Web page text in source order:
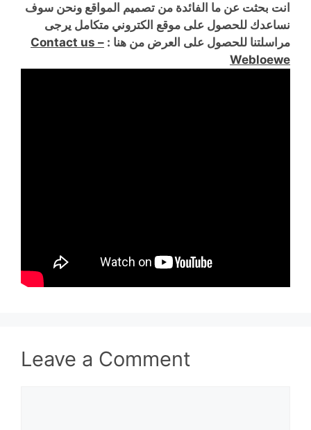
انت بحثت عن ما الفائدة من تصميم المواقع ونحن سوف
نساعدك للحصول على موقع الكتروني متكامل يرجى
مراسلتنا للحصول على العرض من هنا : Contact us –
Webloewe
Leave a Comment